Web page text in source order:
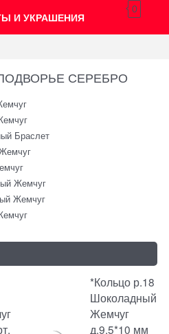
И УКРАШЕНИЯ
0
СЕРЕБРО
Браслет
Жемчуг
Жемчуг
*Кольцо р.18
Шоколадный
Жемчуг
д.9,5*10 мм